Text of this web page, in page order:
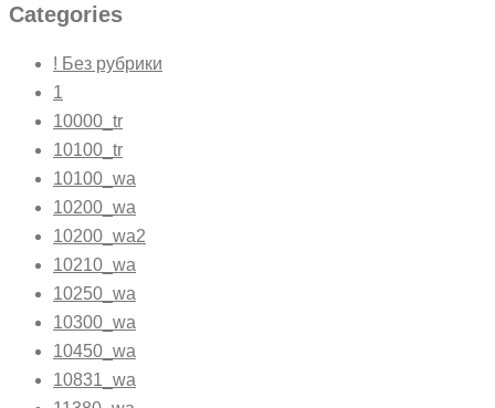
Categories
! Без рубрики
1
10000_tr
10100_tr
10100_wa
10200_wa
10200_wa2
10210_wa
10250_wa
10300_wa
10450_wa
10831_wa